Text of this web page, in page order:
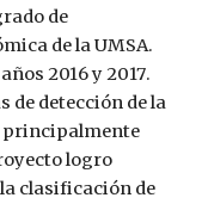
de
de la UMSA.
2016y 2017.
de detección de la
principalmente
logro
clasificación de